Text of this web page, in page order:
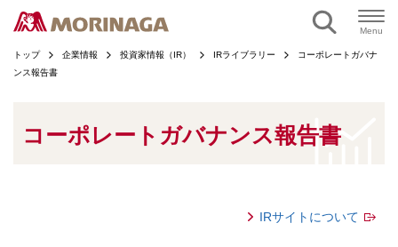
Menu
トップ 企業情報 投資家情報（IR） IRライブラリー
コーポレートガバナ
ンス報告書
コーポレートガバナンス報告書
IRサイトについて